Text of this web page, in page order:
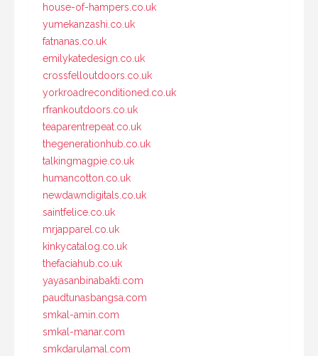
house-of-hampers.co.uk
yumekanzashi.co.uk
fatnanas.co.uk
emilykatedesign.co.uk
crossfelloutdoors.co.uk
yorkroadreconditioned.co.uk
rfrankoutdoors.co.uk
teaparentrepeat.co.uk
thegenerationhub.co.uk
talkingmagpie.co.uk
humancotton.co.uk
newdawndigitals.co.uk
saintfelice.co.uk
mrjapparel.co.uk
kinkycatalog.co.uk
thefaciahub.co.uk
yayasanbinabakti.com
paudtunasbangsa.com
smkal-amin.com
smkal-manar.com
smkdarulamal.com